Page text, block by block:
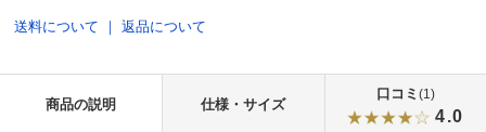
送料について ｜返品について
商品の説明 仕様・サイズ
口コミ (1)
4.0